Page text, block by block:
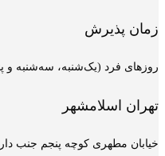
زمان پذیرش
روزهای فرد (یک‌شنبه، سه‌شنبه و پنج‌شنبه)
تهران اسلامشهر
خیابان مطهری کوچه پنجم جنب